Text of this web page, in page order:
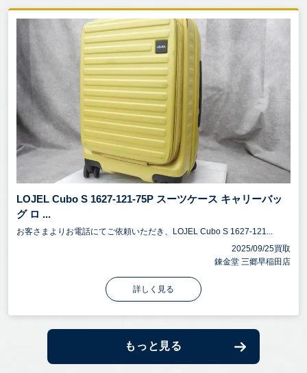
LOJEL Cubo S 1627-121-75P スーツケース キャリーバッ
グ ロ ...
お客さまよりお電話にてご依頼いただき、LOJEL Cubo S 1627-121...
2025/09/25買取
錬金堂 三郷早稲田店
詳しく見る
もっと見る